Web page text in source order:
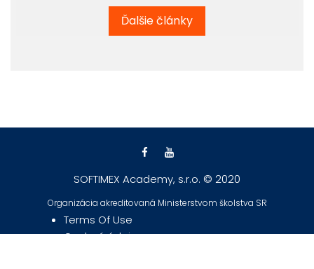
Ďalšie články
SOFTIMEX Academy, s.r.o. © 2020
Organizácia akreditovaná Ministerstvom školstva SR
Terms Of Use
Osobné údaje